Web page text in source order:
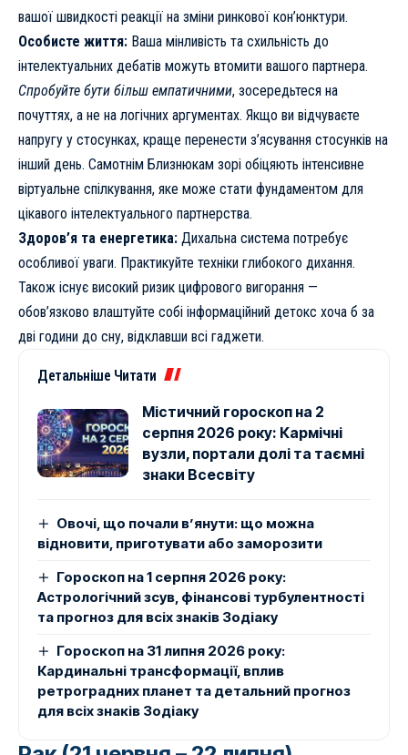
вашої швидкості реакції на зміни ринкової кон’юнктури.
Особисте життя: Ваша мінливість та схильність до
інтелектуальних дебатів можуть втомити вашого партнера.
Спробуйте бути більш емпатичними, зосередьтеся на
почуттях, а не на логічних аргументах. Якщо ви відчуваєте
напругу у стосунках, краще перенести з’ясування стосунків на
інший день. Самотнім Близнюкам зорі обіцяють інтенсивне
віртуальне спілкування, яке може стати фундаментом для
цікавого інтелектуального партнерства.
Здоров’я та енергетика: Дихальна система потребує
особливої уваги. Практикуйте техніки глибокого дихання.
Також існує високий ризик цифрового вигорання —
обов’язково влаштуйте собі інформаційний детокс хоча б за
дві години до сну, відклавши всі гаджети.
Детальніше Читати
Містичний гороскоп на 2
серпня 2026 року: Кармічні
вузли, портали долі та таємні
знаки Всесвіту
Овочі, що почали в’янути: що можна
відновити, приготувати або заморозити
Гороскоп на 1 серпня 2026 року:
Астрологічний зсув, фінансові турбулентності
та прогноз для всіх знаків Зодіаку
Гороскоп на 31 липня 2026 року:
Кардинальні трансформації, вплив
ретроградних планет та детальний прогноз
для всіх знаків Зодіаку